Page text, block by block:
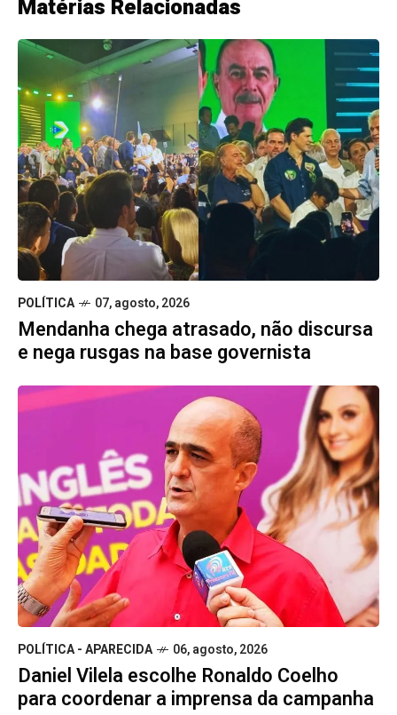
Matérias Relacionadas
POLÍTICA 07, agosto, 2026
Mendanha chega atrasado, não discursa
e nega rusgas na base governista
POLÍTICA - APARECIDA 06, agosto, 2026
Daniel Vilela escolhe Ronaldo Coelho
para coordenar a imprensa da campanha